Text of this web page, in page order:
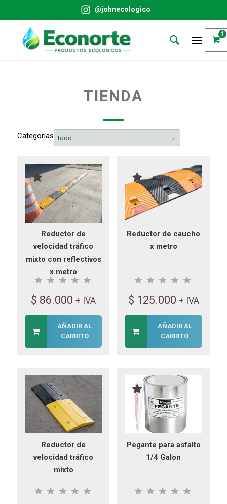
@johnecologico
1
TIENDA
Categorías Todo
Reductor de
velocidad tráfico
mixto con reflectivos
x metro
$ 86.000 + IVA
AÑADIR AL
CARRITO
Reductor de caucho
x metro
$ 125.000 + IVA
AÑADIR AL
CARRITO
Reductor de
velocidad tráfico
mixto
Pegante para asfalto
1/4 Galon